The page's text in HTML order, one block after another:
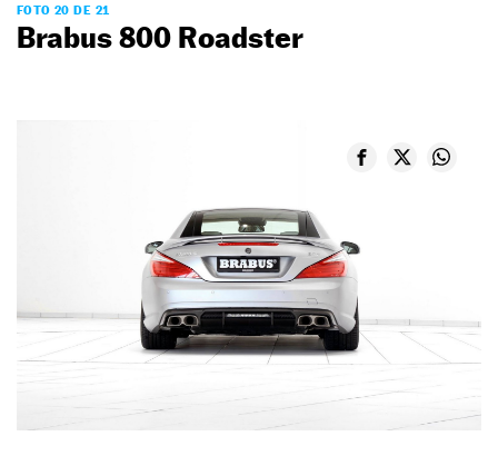
FOTO 20 DE 21
Brabus 800 Roadster